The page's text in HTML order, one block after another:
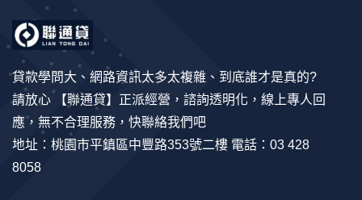
貸款學問大、網路資訊太多太複雜、到底誰才是真的?
請放心 【聯通貸】正派經營，諮詢透明化，線上專人回
應，無不合理服務，快聯絡我們吧
地址：桃園市平鎮區中豐路353號二樓 電話：03 428
8058